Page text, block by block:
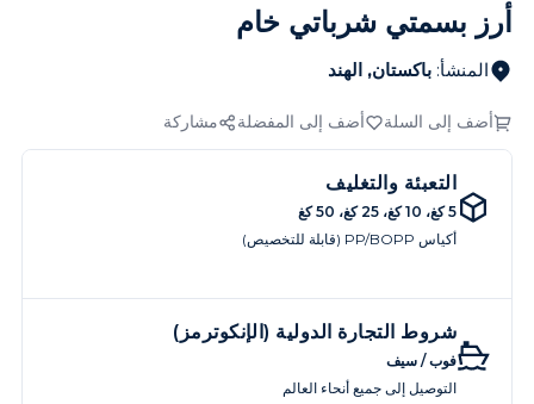
أرز بسمتي شرباتي خام
المنشأ:باكستان, الهند
أضف إلى السلة أضف إلى المفضلة مشاركة
التعبئة والتغليف
5 كغ، 10 كغ، 25 كغ، 50 كغ
أكياس PP/BOPP (قابلة للتخصيص)
شروط التجارة الدولية (الإنكوترمز)
فوب / سيف
التوصيل إلى جميع أنحاء العالم